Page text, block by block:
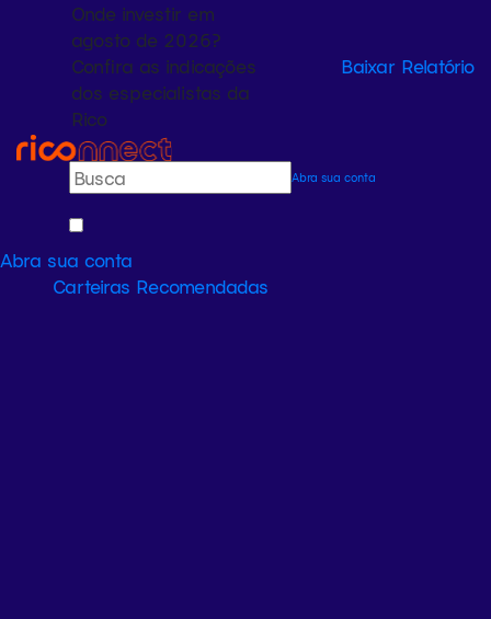
Onde investir em
agosto de 2026?
Confira as indicações
dos especialistas da
Rico
Baixar Relatório
Abra sua conta
Abra sua conta
Carteiras Recomendadas